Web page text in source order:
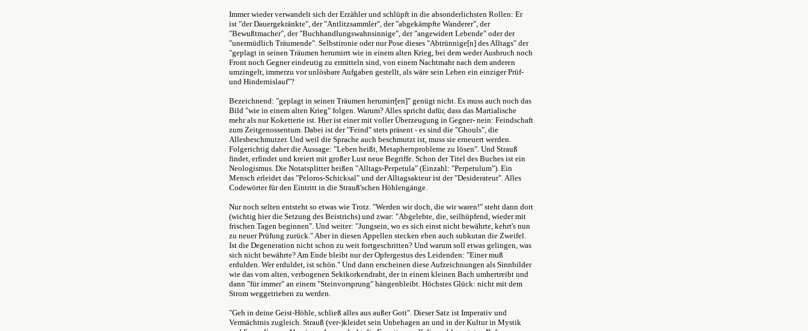
Immer wieder verwandelt sich der Erzähler und schlüpft in die absonderlichsten Rollen: Er
ist "der Dauergekränkte", der "Antlitzsammler", der "abgekämpfte Wanderer", der
"Bewußtmacher", der "Buchhandlungswahnsinnige", der "angewidert Lebende" oder der
"unermüdlich Träumende". Selbstironie oder nur Pose dieses "Abtrünnige[n] des Alltags" der
"geplagt in seinen Träumen herumirrt wie in einem alten Krieg, bei dem weder Ausbruch noch
Front noch Gegner eindeutig zu ermitteln sind, von einem Nachtmahr nach dem anderen
umzingelt, immerzu vor unlösbare Aufgaben gestellt, als wäre sein Leben ein einziger Prüf-
und Hindernislauf"?
Bezeichnend: "geplagt in seinen Träumen herumirr[en]" genügt nicht. Es muss auch noch das
Bild "wie in einem alten Krieg" folgen. Warum? Alles spricht dafür, dass das Martialische
mehr als nur Koketterie ist. Hier ist einer mit voller Überzeugung in Gegner- nein: Feindschaft
zum Zeitgenossentum. Dabei ist der "Feind" stets präsent - es sind die "Ghouls", die
Allesbeschmutzer. Und weil die Sprache auch beschmutzt ist, muss sie erneuert werden.
Folgerichtig daher die Aussage: "Leben heißt, Metaphernprobleme zu lösen". Und Strauß
findet, erfindet und kreiert mit großer Lust neue Begriffe. Schon der Titel des Buches ist ein
Neologismus. Die Notatsplitter heißen "Alltags-Perpetula" (Einzahl: "Perpetulum"). Ein
Mensch erleidet das "Peloros-Schicksal" und der Alltagsakteur ist der "Desiderateur". Alles
Codewörter für den Eintritt in die Strauß'schen Höhlengänge.
Nur noch selten entsteht so etwas wie Trotz. "Werden wir doch, die wir waren!" steht dann dort
(wichtig hier die Setzung des Beistrichs) und zwar: "Abgelebte, die, seilhüpfend, wieder mit
frischen Tagen beginnen". Und weiter: "Jungsein, wo es sich einst nicht bewährte, kehrt's nun
zu neuer Prüfung zurück." Aber in diesen Appellen stecken eben auch subkutan die Zweifel.
Ist die Degeneration nicht schon zu weit fortgeschritten? Und warum soll etwas gelingen, was
sich nicht bewährte? Am Ende bleibt nur der Opfergestus des Leidenden: "Einer muß
erdulden. Wer erduldet, ist schön." Und dann erscheinen diese Aufzeichnungen als Sinnbilder
wie das vom alten, verbogenen Sektkorkendraht, der in einem kleinen Bach umhertreibt und
dann "für immer" an einem "Steinvorsprung" hängenbleibt. Höchstes Glück: nicht mit dem
Strom weggetrieben zu werden.
"Geh in deine Geist-Höhle, schließ alles aus außer Gott". Dieser Satz ist Imperativ und
Vermächtnis zugleich. Strauß (ver-)kleidet sein Unbehagen an und in der Kultur in Mystik